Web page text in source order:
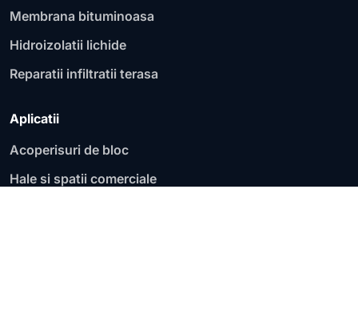
Membrana bituminoasa
Hidroizolatii lichide
Reparatii infiltratii terasa
Aplicatii
Acoperisuri de bloc
Hale si spatii comerciale